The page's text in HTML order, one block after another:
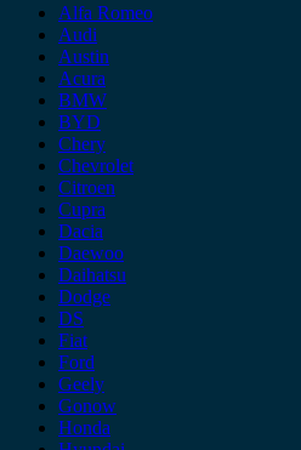
Alfa Romeo
Audi
Austin
Acura
BMW
BYD
Chery
Chevrolet
Citroen
Cupra
Dacia
Daewoo
Daihatsu
Dodge
DS
Fiat
Ford
Geely
Gonow
Honda